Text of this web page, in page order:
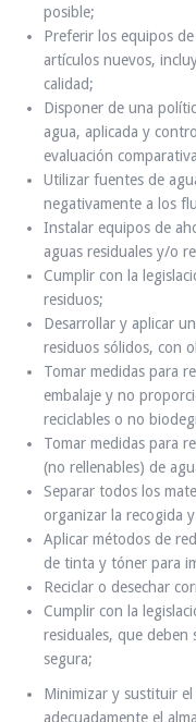
posible;
Preferir los equipos
artículos nuevos,
calidad;
Disponer de una
agua, aplicada y
evaluación
Utilizar fuentes de
negativamente a los
Instalar equipos de
aguas residuales y/o
Cumplir con la
residuos;
Desarrollar y aplicar
residuos sólidos, con
Tomar medidas para
embalaje y no
reciclables o no
Tomar medidas para
(no rellenables) de
Separar todos los
organizar la recogida
Aplicar métodos de
de tinta y tóner para
Reciclar o desechar
Cumplir con la
residuales, que deben
segura;
Minimizar y sustituir
adecuadamente el